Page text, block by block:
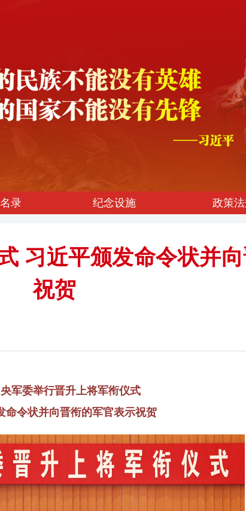
录 纪念设施 政策
习近平颁发命令状并
祝贺
军委举行晋升上将军衔仪式
命令状并向晋衔的军官表示祝贺